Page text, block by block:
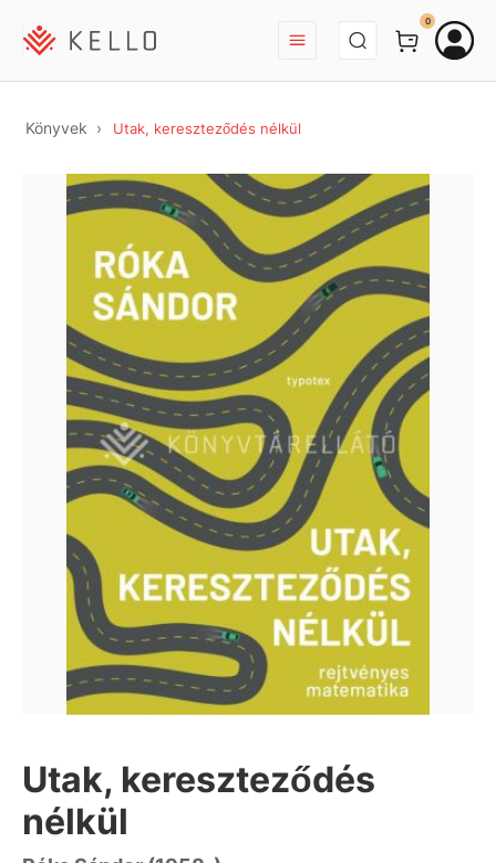
BEJELENTKEZÉS
0
Könyvek Utak, kereszteződés nélkül
Utak, kereszteződés
nélkül